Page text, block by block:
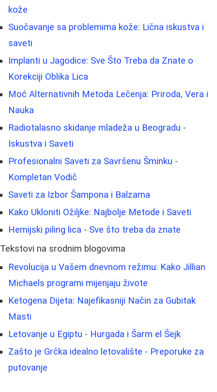
kože
Suočavanje sa problemima kože: Lična iskustva i
saveti
Implanti u Jagodice: Sve Što Treba da Znate o
Korekciji Oblika Lica
Moć Alternativnih Metoda Lečenja: Priroda, Vera i
Nauka
Radiotalasno skidanje mladeža u Beogradu -
Iskustva i Saveti
Profesionalni Saveti za Savršenu Šminku -
Kompletan Vodič
Saveti za Izbor Šampona i Balzama
Kako Ukloniti Ožiljke: Najbolje Metode i Saveti
Hemijski piling lica - Sve što treba da znate
Tekstovi na srodnim blogovima
Revolucija u Vašem dnevnom režimu: Kako Jillian
Michaels programi mijenjaju živote
Ketogena Dijeta: Najefikasniji Način za Gubitak
Masti
Letovanje u Egiptu - Hurgada i Šarm el Šejk
Zašto je Grčka idealno letovalište - Preporuke za
putovanje